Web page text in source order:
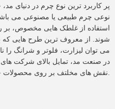
پر کاربرد ترین نوع چرم در دنیای
نوعی چرم طبیعی یا مصنوعی می باشد
استفاده از غلطک هایی مخصوص،
شوند. از معروف ترین طرح هایی که
می توان لیزارت، فلوتر و شرانگ را
در صنعت مد، تمایل بالای شرکت های
نقش های مخلتف بر روی محصولات خود می باشد.